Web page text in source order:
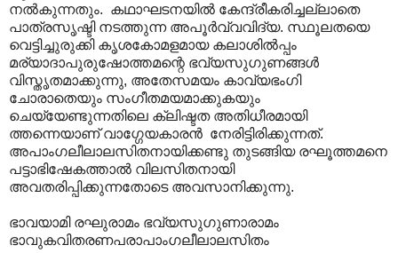
നല്‍കുന്നതും. കഥാഘടനയില്‍ കേന്ദ്രീകരിച്ചല്ലാതെ
പാത്രസൃഷ്ടി നടത്തുന്ന അപൂര്‍വ്വവിദ്യ. സ്ഥൂലതയെ
വെട്ടിച്ചുരുക്കി കൃശകോമളമായ കലാശില്‍പ്പം
മര്യാദാപുരുഷോത്തമന്റെ ഭവ്യസുഗുണങ്ങള്‍‍
വിസ്തൃതമാക്കുന്നു, അതേസമയം കാവ്യഭംഗി
ചോരാതെയും സംഗീതമയമാക്കുകയും
ചെയ്യേണ്ടുന്നതിലെ ക്ലിഷ്ടത അതിധീരമായി
ത്തന്നെയാണ് വാഗ്ഗേയകാരന്‍ നേരിട്ടിരിക്കുന്നത്. ‍
അപാംഗലീലാലസിതനായിക്കണ്ടു തുടങ്ങിയ രഘൂത്തമനെ
പട്ടാഭിഷേകത്താല്‍ വിലസിതനായി
അവതരിപ്പിക്കുന്നതോടെ അവസാനിക്കുന്നു.
ഭാവയാമി രഘുരാമം ഭവ്യസുഗുണാരാമം
ഭാവുകവിതരണപരാപാംഗലീലാലസിതം